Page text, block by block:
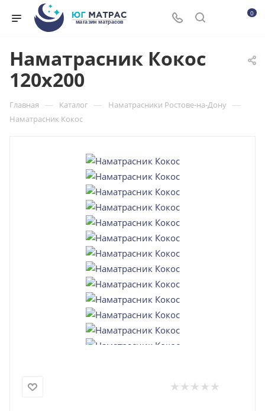
0
Наматрасник Кокос
120x200
Главная — Каталог — Наматрасники Ростове-на-Дону —
Наматрасник Кокос